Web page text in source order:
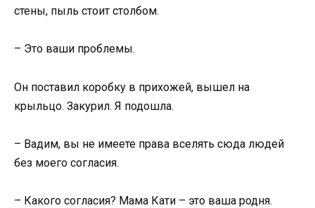
стены, пыль стоит столбом.
– Это ваши проблемы.
Он поставил коробку в прихожей, вышел на
крыльцо. Закурил. Я подошла.
– Вадим, вы не имеете права вселять сюда людей
без моего согласия.
– Какого согласия? Мама Кати – это ваша родня.